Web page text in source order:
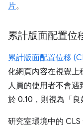
片。
累計版面配置位
累計版面配置位移
化網頁內容在視覺上
人員的使用者不會
於 0.10，則視為「良
研究室環境中的